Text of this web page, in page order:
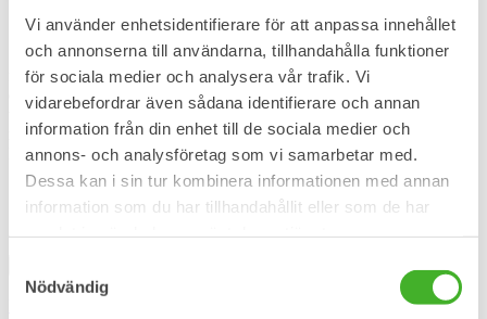
Vi använder enhetsidentifierare för att anpassa innehållet
och annonserna till användarna, tillhandahålla funktioner
för sociala medier och analysera vår trafik. Vi
vidarebefordrar även sådana identifierare och annan
information från din enhet till de sociala medier och
annons- och analysföretag som vi samarbetar med.
Dessa kan i sin tur kombinera informationen med annan
information som du har tillhandahållit eller som de har
Nödvändig
175,00kr inc. VAT
Steelwrist Lunchbox with integrated cooling in the lid, keeps your
food cool for about 7 hours. No extra ice pack or cooler to carry,
easy to use and perfect for work, beach and picnics. Keep the lid in
the freezer for at least 10 hours to cool it. Dishwasher safe (do not
microwave the lid). Free from BOA, PFOA and parabens,
Frozzypack is made in Sweden.
Weight
0,20 kg
Steelwrist Lunchbox quantity
SKU:911190 Category: Lunch box ,